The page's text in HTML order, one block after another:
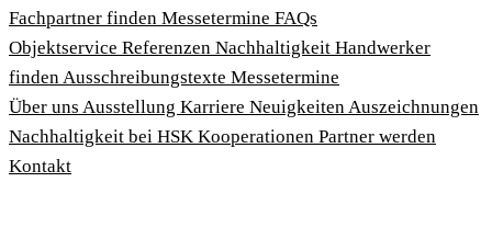
Fachpartner finden Messetermine FAQs
Objektservice Referenzen Nachhaltigkeit Handwerker
finden Ausschreibungstexte Messetermine
Über uns Ausstellung Karriere Neuigkeiten Auszeichnungen
Nachhaltigkeit bei HSK Kooperationen Partner werden
Kontakt